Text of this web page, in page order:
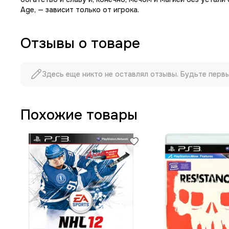
Age, — зависит только от игрока.
Отзывы о товаре
Здесь еще никто не оставлял отзывы. Будьте
Похожие товары